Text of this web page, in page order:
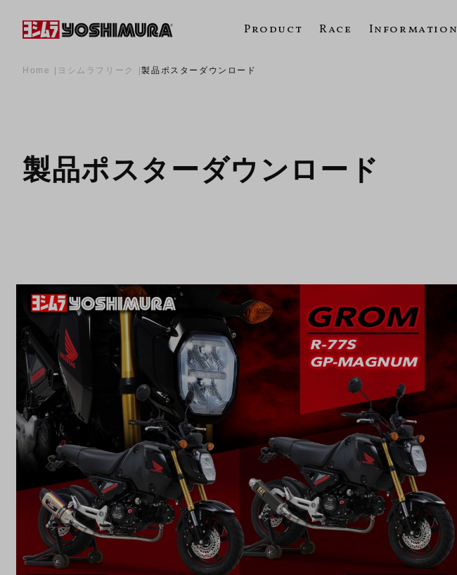
Product Race Information
Home ヨシムラフリーク 製品ポスターダウンロード
製品ポスターダウンロード